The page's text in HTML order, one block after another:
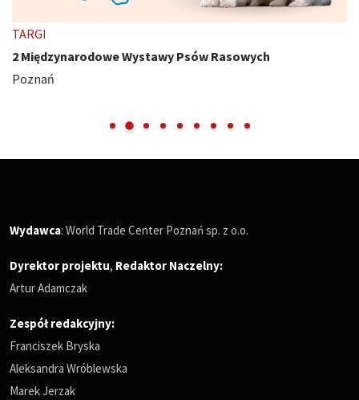
TARGI
2 Międzynarodowe Wystawy Psów Rasowych
Poznań
Wydawca: World Trade Center Poznań sp. z o.o.
Dyrektor projektu, Redaktor Naczelny:
Artur Adamczak
Zespół redakcyjny:
Franciszek Bryska
Aleksandra Wróblewska
Marek Jerzak